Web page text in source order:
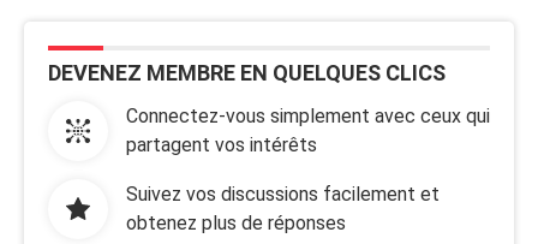
DEVENEZ MEMBRE EN QUELQUES CLICS
Connectez-vous simplement avec ceux qui
partagent vos intérêts
Suivez vos discussions facilement et
obtenez plus de réponses